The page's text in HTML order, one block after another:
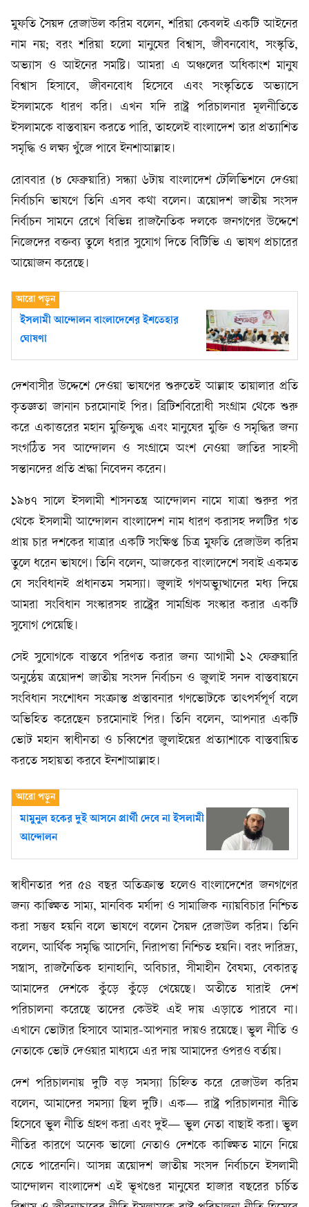
মুফতি সৈয়দ রেজাউল করিম বলেন, শরিয়া কেবলই একটি আইনের
নাম নয়; বরং শরিয়া হলো মানুষের বিশ্বাস, জীবনবোধ, সংস্কৃতি,
অভ্যাস ও আইনের সমষ্টি। আমরা এ অঞ্চলের অধিকাংশ মানুষ
বিশ্বাস হিসাবে, জীবনবোধ হিসেবে এবং সংস্কৃতিতে অভ্যাসে
ইসলামকে ধারণ করি। এখন যদি রাষ্ট্র পরিচালনার মূলনীতিতে
ইসলামকে বাস্তবায়ন করতে পারি, তাহলেই বাংলাদেশ তার প্রত্যাশিত
সমৃদ্ধি ও লক্ষ্য খুঁজে পাবে ইনশাআল্লাহ।
রোববার (৮ ফেব্রুয়ারি) সন্ধ্যা ৬টায় বাংলাদেশ টেলিভিশনে দেওয়া
নির্বাচনি ভাষণে তিনি এসব কথা বলেন। ত্রয়োদশ জাতীয় সংসদ
নির্বাচন সামনে রেখে বিভিন্ন রাজনৈতিক দলকে জনগণের উদ্দেশে
নিজেদের বক্তব্য তুলে ধরার সুযোগ দিতে বিটিভি এ ভাষণ প্রচারের
আয়োজন করেছে।
ইসলামী আন্দোলন বাংলাদেশের ইশতেহার
ঘোষণা
দেশবাসীর উদ্দেশে দেওয়া ভাষণের শুরুতেই আল্লাহ তায়ালার প্রতি
কৃতজ্ঞতা জানান চরমোনাই পির। ব্রিটিশবিরোধী সংগ্রাম থেকে শুরু
করে একাত্তরের মহান মুক্তিযুদ্ধ এবং মানুষের মুক্তি ও সমৃদ্ধির জন্য
সংগঠিত সব আন্দোলন ও সংগ্রামে অংশ নেওয়া জাতির সাহসী
সন্তানদের প্রতি শ্রদ্ধা নিবেদন করেন।
১৯৮৭ সালে ইসলামী শাসনতন্ত্র আন্দোলন নামে যাত্রা ‍শুরুর পর
থেকে ইসলামী আন্দোলন বাংলাদেশ নাম ধারণ করাসহ দলটির গত
প্রায় চার দশকের যাত্রার একটি সংক্ষিপ্ত চিত্র মুফতি রেজাউল করিম
তুলে ধরেন ভাষণে। তিনি বলেন, আজকের বাংলাদেশে সবাই একমত
যে সংবিধানই প্রধানতম সমস্যা। জুলাই গণঅভ্যুত্থানের মধ্য দিয়ে
আমরা সংবিধান সংস্কারসহ রাষ্ট্রের সামগ্রিক সংস্কার করার একটি
সুযোগ পেয়েছি।
সেই সুযোগকে বাস্তবে পরিণত করার জন্য আগামী ১২ ফেব্রুয়ারি
অনুষ্ঠেয় ত্রয়োদশ জাতীয় সংসদ নির্বাচন ও জুলাই সনদ বাস্তবায়নে
সংবিধান সংশোধন সংক্রান্ত প্রস্তাবনার গণভোটকে তাৎপর্যপূর্ণ বলে
অভিহিত করেছেন চরমোনাই পির। তিনি বলেন, আপনার একটি
ভোট মহান স্বাধীনতা ও চব্বিশের জুলাইয়ের প্রত্যাশাকে বাস্তবায়িত
করতে সহায়তা করবে ইনশাআল্লাহ।
মামুনুল হকের দুই আসনে প্রার্থী দেবে না ইসলামী
আন্দোলন
স্বাধীনতার পর ৫৪ বছর অতিক্রান্ত হলেও বাংলাদেশের জনগণের
জন্য কাঙ্ক্ষিত সাম্য, মানবিক মর্যাদা ও সামাজিক ন্যায়বিচার নিশ্চিত
করা সম্ভব হয়নি বলে ভাষণে বলেন সৈয়দ রেজাউল করিম। তিনি
বলেন, আর্থিক সমৃদ্ধি আসেনি, নিরাপত্তা নিশ্চিত হয়নি। বরং দারিদ্র্য,
সন্ত্রাস, রাজনৈতিক হানাহানি, অবিচার, সীমাহীন বৈষম্য, বেকারত্ব
আমাদের দেশকে কুঁড়ে কুঁড়ে খেয়েছে। অতীতে যারাই দেশ
পরিচালনা করেছে তাদের কেউই এই দায় এড়াতে পারবে না।
এখানে ভোটার হিসাবে আমার-আপনার দায়ও রয়েছে। ভুল নীতি ও
নেতাকে ভোট দেওয়ার মাধ্যমে এর দায় আমাদের ওপরও বর্তায়।
দেশ পরিচালনায় দুটি বড় সমস্যা চিহ্নিত করে রেজাউল করিম
বলেন, আমাদের সমস্যা ছিল দুটি। এক— রাষ্ট্র পরিচালনার নীতি
হিসেবে ভুল নীতি গ্রহণ করা এবং দুই— ভুল নেতা বাছাই করা। ভুল
নীতির কারণে অনেক ভালো নেতাও দেশকে কাঙ্ক্ষিত মানে নিয়ে
যেতে পারেননি। আসন্ন ত্রয়োদশ জাতীয় সংসদ নির্বাচনে ইসলামী
আন্দোলন বাংলাদেশ এই ভূখণ্ডের মানুষের হাজার বছরের চর্চিত